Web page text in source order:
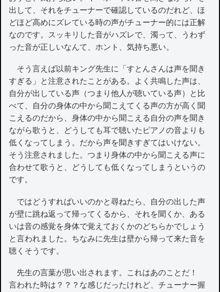
出して、それをチューナーで確認しているのだれど、ほ
どほど高めにズレている時の声がチューナー的には正解
なのです。スッキリした音がハズレで、濁って、うわず
った音が正しいなんて、ホント、気持ち悪い。
そう言えば以前キング先生に「すとんさんは声を聞き
すぎる」と注意されたことがある。よく共鳴した声は、
自分が出している声（つまり他人が聴いている声）と比
べて、自分の身体の中から聞こえてくる声の方が高く聞
こえるのだから、身体の中から聞こえる自分の声を聞き
ながら歌うと、どうしても耳で聴いたピアノの音よりも
低くなってしまう。だから声を聞きすぎてはいけない。
そう注意されました。つまり身体の中から聞こえる声に
合わせて歌うと、どうしても低くなってしまうというの
です。
ではどうすればいいのかと尋ねたら、自分の出した声
が壁に跳ね返って帰ってくるから、それを聞くか、ある
いは音の感覚を身体で覚えておくかのどちらかでしょう
と言われました。ちなみに先生は壁から帰って来た音を
聴くそうです。
先生の言葉が思い出されます。これはあのことだ！
言われた時は？？？な感じだったけれど、チューナー握